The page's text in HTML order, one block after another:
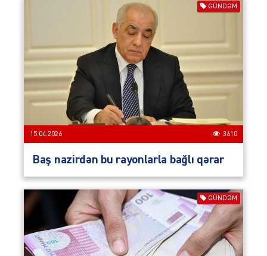
GÜNDƏM
15.04.2026 3610
Baş nazirdən bu rayonlarla bağlı qərar
GÜNDƏM